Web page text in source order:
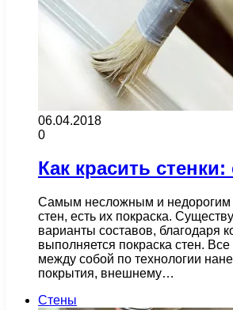
06.04.2018
0
Как красить
Самым несложным и недорогим
стен, есть их покраска.
варианты составов, благодаря
выполняется покраска стен.
между собой по технологии
покрытия, внешнему…
Стены